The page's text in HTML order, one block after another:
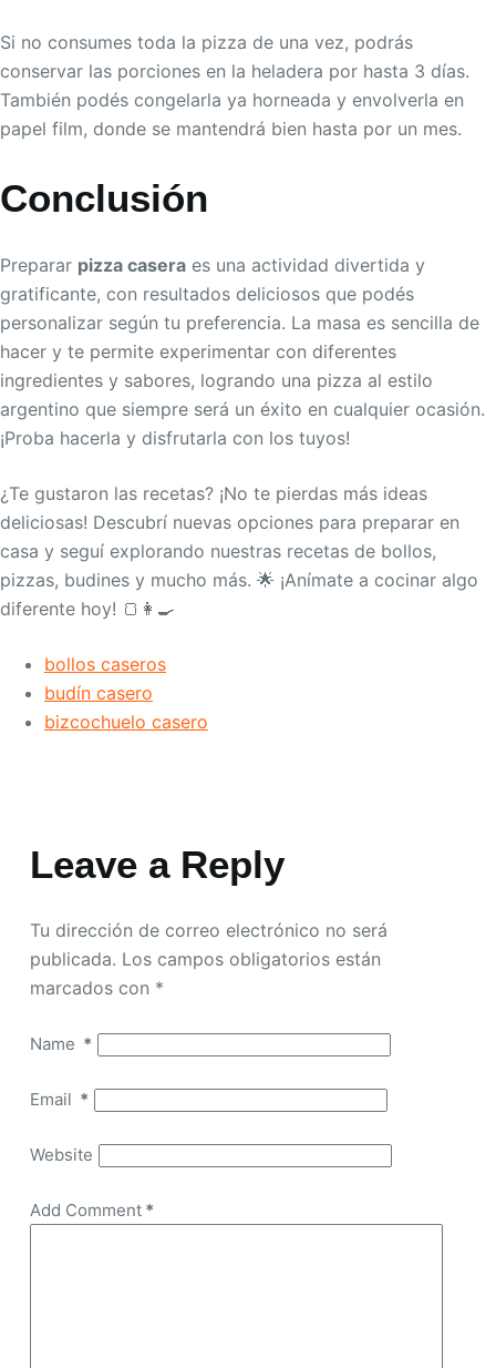
Si no consumes toda la pizza de una vez, podrás
conservar las porciones en la heladera por hasta 3 días.
También podés congelarla ya horneada y envolverla en
papel film, donde se mantendrá bien hasta por un mes.
Conclusión
Preparar pizza casera es una actividad divertida y
gratificante, con resultados deliciosos que podés
personalizar según tu preferencia. La masa es sencilla de
hacer y te permite experimentar con diferentes
ingredientes y sabores, logrando una pizza al estilo
argentino que siempre será un éxito en cualquier ocasión.
¡Proba hacerla y disfrutarla con los tuyos!
¿Te gustaron las recetas? ¡No te pierdas más ideas
deliciosas! Descubrí nuevas opciones para preparar en
casa y seguí explorando nuestras recetas de bollos,
pizzas, budines y mucho más. 🌟 ¡Anímate a cocinar algo
diferente hoy! 🍞👩‍🍳
bollos caseros
budín casero
bizcochuelo casero
Leave a Reply
Tu dirección de correo electrónico no será
publicada. Los campos obligatorios están
marcados con *
Name *
Email *
Website
Add Comment*